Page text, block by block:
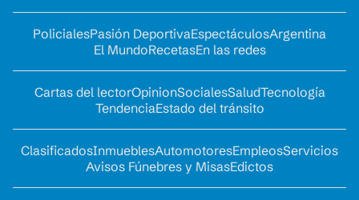
PolicialesPasión DeportivaEspectáculosArgentina
El MundoRecetasEn las redes
Cartas del lectorOpinionSocialesSaludTecnología
TendenciaEstado del tránsito
ClasificadosInmueblesAutomotoresEmpleosServicios
Avisos Fúnebres y MisasEdictos